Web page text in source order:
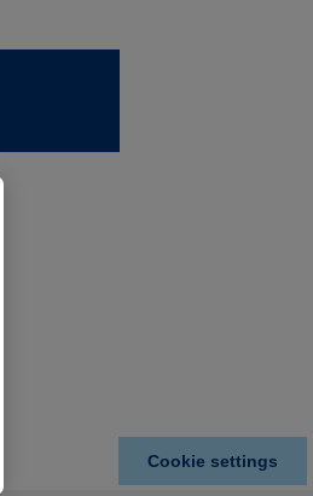
Cookie settings